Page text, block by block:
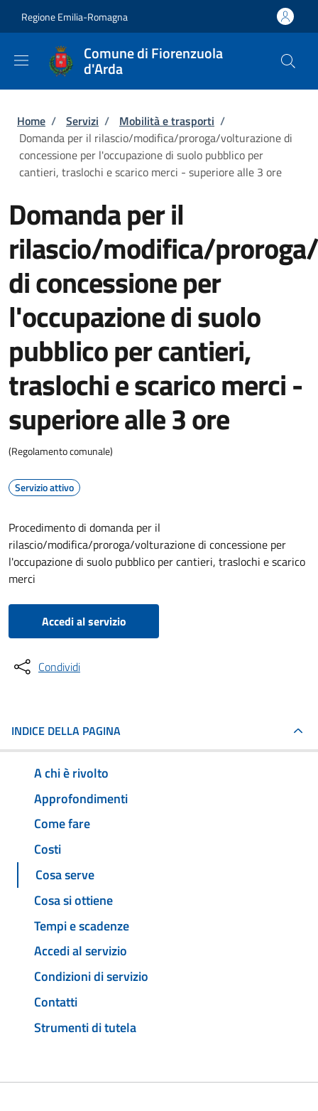
Regione Emilia-Romagna
Comune di Fiorenzuola
d'Arda
Briciole di pane
Home / Servizi / Mobilità e trasporti /
Domanda per il rilascio/modifica/proroga/volturazione di
concessione per l'occupazione di suolo pubblico per
cantieri, traslochi e scarico merci - superiore alle 3 ore
Domanda per il
rilascio/modifica/
di concessione per
l'occupazione di suolo
pubblico per cantieri,
traslochi e scarico merci -
superiore alle 3 ore
(Regolamento comunale)
Servizio attivo
Procedimento di domanda per il
rilascio/modifica/proroga/volturazione di concessione per
l'occupazione di suolo pubblico per cantieri, traslochi e scarico
merci
Accedi al servizio
Condividi
INDICE DELLA PAGINA
A chi è rivolto
Approfondimenti
Come fare
Costi
Cosa serve
Cosa si ottiene
Tempi e scadenze
Accedi al servizio
Condizioni di servizio
Contatti
Strumenti di tutela